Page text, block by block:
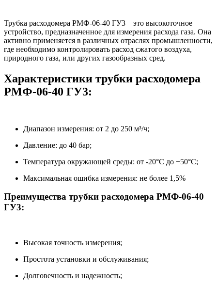
Трубка расходомера РМФ-06-40 ГУ3 – это высокоточное
устройство, предназначенное для измерения расхода газа. Она
активно применяется в различных отраслях промышленности,
где необходимо контролировать расход сжатого воздуха,
природного газа, или других газообразных сред.
Характеристики трубки расходомера
РМФ-06-40 ГУ3:
Диапазон измерения: от 2 до 250 м³/ч;
Давление: до 40 бар;
Температура окружающей среды: от -20°C до +50°C;
Максимальная ошибка измерения: не более 1,5%
Преимущества трубки расходомера РМФ-06-40
ГУ3:
Высокая точность измерения;
Простота установки и обслуживания;
Долговечность и надежность;